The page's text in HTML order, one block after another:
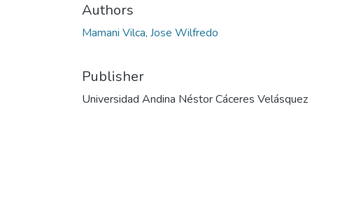
Authors
Mamani Vilca, Jose Wilfredo
Publisher
Universidad Andina Néstor Cáceres Velásquez